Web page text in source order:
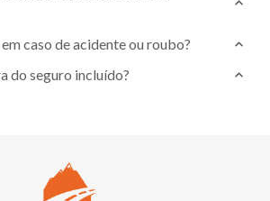
caso de acidente ou roubo?
do seguro incluído?